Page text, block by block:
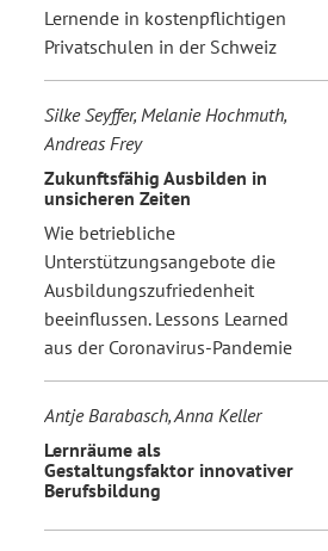
Lernende in kostenpflichtigen
Privatschulen in der Schweiz
Silke Seyffer, Melanie Hochmuth,
Andreas Frey
Zukunftsfähig Ausbilden in
unsicheren Zeiten
Wie betriebliche
Unterstützungsangebote die
Ausbildungszufriedenheit
beeinflussen. Lessons Learned
aus der Coronavirus-Pandemie
Antje Barabasch, Anna Keller
Lernräume als
Gestaltungsfaktor innovativer
Berufsbildung